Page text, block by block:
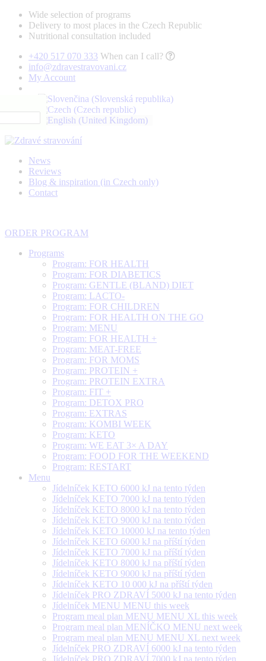
Wide selection of programs
Delivery to most places in the Czech Republic
Nutritional consultation included
+420 517 070 333 When can I call?
info@zdravestravovani.cz
My Account
News
Reviews
Blog & inspiration (in Czech only)
Contact
ORDER PROGRAM
Programs
Program: FOR HEALTH
Program: FOR DIABETICS
Program: GENTLE (BLAND) DIET
Program: LACTO-
Program: FOR CHILDREN
Program: FOR HEALTH ON THE GO
Program: MENU
Program: FOR HEALTH +
Program: MEAT-FREE
Program: FOR MOMS
Program: PROTEIN +
Program: PROTEIN EXTRA
Program: FIT +
Program: DETOX PRO
Program: EXTRAS
Program: KOMBI WEEK
Program: KETO
Program: WE EAT 3× A DAY
Program: FOOD FOR THE WEEKEND
Program: RESTART
Menu
Jídelníček KETO 6000 kJ na tento týden
Jídelníček KETO 7000 kJ na tento týden
Jídelníček KETO 8000 kJ na tento týden
Jídelníček KETO 9000 kJ na tento týden
Jídelníček KETO 10000 kJ na tento týden
Jídelníček KETO 6000 kJ na příští týden
Jídelníček KETO 7000 kJ na příští týden
Jídelníček KETO 8000 kJ na příští týden
Jídelníček KETO 9000 kJ na příští týden
Jídelníček KETO 10 000 kJ na příští týden
Jídelníček PRO ZDRAVÍ 5000 kJ na tento týden
Jídelníček MENU MENU this week
Program meal plan MENU MENU XL this week
Program meal plan MENÍČKO MENU next week
Program meal plan MENU MENU XL next week
Jídelníček PRO ZDRAVÍ 6000 kJ na tento týden
Jídelníček PRO ZDRAVÍ 7000 kJ na tento týden